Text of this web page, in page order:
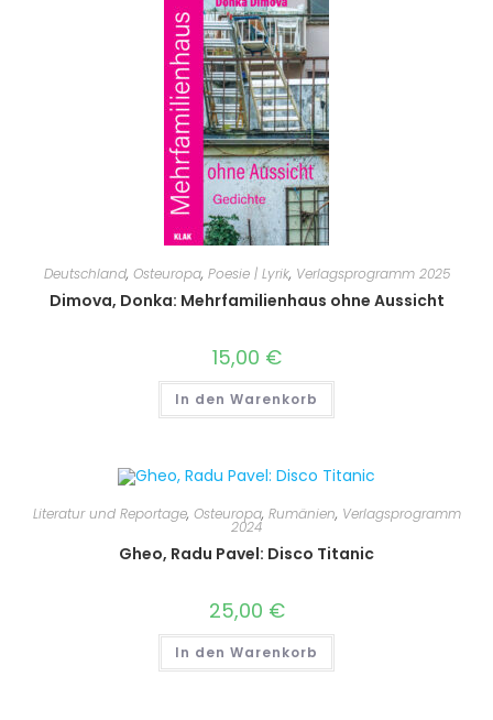
Deutschland, Osteuropa, Poesie | Lyrik, Verlagsprogramm 2025
Dimova, Donka: Mehrfamilienhaus ohne Aussicht
15,00 €
In den Warenkorb
Literatur und Reportage, Osteuropa, Rumänien, Verlagsprogramm
2024
Gheo, Radu Pavel: Disco Titanic
25,00 €
In den Warenkorb